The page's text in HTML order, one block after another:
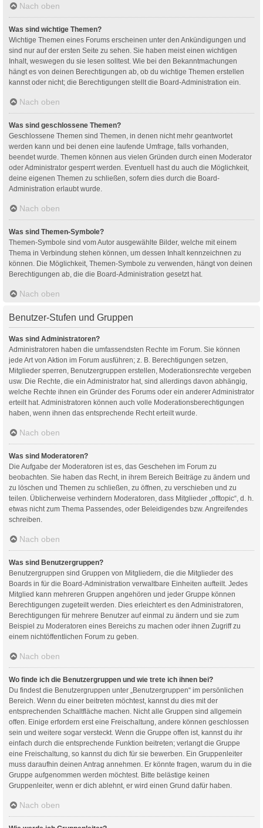
Nach oben
Was sind wichtige Themen?
Wichtige Themen eines Forums erscheinen unter den Ankündigungen und
sind nur auf der ersten Seite zu sehen. Sie haben meist einen wichtigen
Inhalt, weswegen du sie lesen solltest. Wie bei den Bekanntmachungen
hängt es von deinen Berechtigungen ab, ob du wichtige Themen erstellen
kannst oder nicht; die Berechtigungen stellt die Board-Administration ein.
Nach oben
Was sind geschlossene Themen?
Geschlossene Themen sind Themen, in denen nicht mehr geantwortet
werden kann und bei denen eine laufende Umfrage, falls vorhanden,
beendet wurde. Themen können aus vielen Gründen durch einen Moderator
oder Administrator gesperrt werden. Eventuell hast du auch die Möglichkeit,
deine eigenen Themen zu schließen, sofern dies durch die Board-
Administration erlaubt wurde.
Nach oben
Was sind Themen-Symbole?
Themen-Symbole sind vom Autor ausgewählte Bilder, welche mit einem
Thema in Verbindung stehen können, um dessen Inhalt kennzeichnen zu
können. Die Möglichkeit, Themen-Symbole zu verwenden, hängt von deinen
Berechtigungen ab, die die Board-Administration gesetzt hat.
Nach oben
Benutzer-Stufen und Gruppen
Was sind Administratoren?
Administratoren haben die umfassendsten Rechte im Forum. Sie können
jede Art von Aktion im Forum ausführen; z. B. Berechtigungen setzen,
Mitglieder sperren, Benutzergruppen erstellen, Moderationsrechte vergeben
usw. Die Rechte, die ein Administrator hat, sind allerdings davon abhängig,
welche Rechte ihnen ein Gründer des Forums oder ein anderer Administrator
erteilt hat. Administratoren können auch volle Moderationsberechtigungen
haben, wenn ihnen das entsprechende Recht erteilt wurde.
Nach oben
Was sind Moderatoren?
Die Aufgabe der Moderatoren ist es, das Geschehen im Forum zu
beobachten. Sie haben das Recht, in ihrem Bereich Beiträge zu ändern und
zu löschen und Themen zu schließen, zu öffnen, zu verschieben und zu
teilen. Üblicherweise verhindern Moderatoren, dass Mitglieder „offtopic“, d. h.
etwas nicht zum Thema Passendes, oder Beleidigendes bzw. Angreifendes
schreiben.
Nach oben
Was sind Benutzergruppen?
Benutzergruppen sind Gruppen von Mitgliedern, die die Mitglieder des
Boards in für die Board-Administration verwaltbare Einheiten aufteilt. Jedes
Mitglied kann mehreren Gruppen angehören und jeder Gruppe können
Berechtigungen zugeteilt werden. Dies erleichtert es den Administratoren,
Berechtigungen für mehrere Benutzer auf einmal zu ändern und sie zum
Beispiel zu Moderatoren eines Bereichs zu machen oder ihnen Zugriff zu
einem nichtöffentlichen Forum zu geben.
Nach oben
Wo finde ich die Benutzergruppen und wie trete ich ihnen bei?
Du findest die Benutzergruppen unter „Benutzergruppen“ im persönlichen
Bereich. Wenn du einer beitreten möchtest, kannst du dies mit der
entsprechenden Schaltfläche machen. Nicht alle Gruppen sind allgemein
offen. Einige erfordern erst eine Freischaltung, andere können geschlossen
sein und weitere sogar versteckt. Wenn die Gruppe offen ist, kannst du ihr
einfach durch die entsprechende Funktion beitreten; verlangt die Gruppe
eine Freischaltung, so kannst du dich für sie bewerben. Ein Gruppenleiter
muss daraufhin deinen Antrag annehmen. Er könnte fragen, warum du in die
Gruppe aufgenommen werden möchtest. Bitte belästige keinen
Gruppenleiter, wenn er dich ablehnt, er wird einen Grund dafür haben.
Nach oben